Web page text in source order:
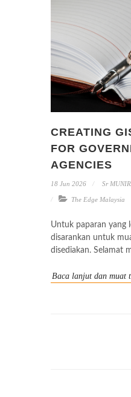
CREATING
FOR
AGENCIES
18 Jun 2026 Sr
The Edge Malaysia
Untuk paparan yang
disarankan untuk
disediakan. Selamat
Baca lanjut dan muat